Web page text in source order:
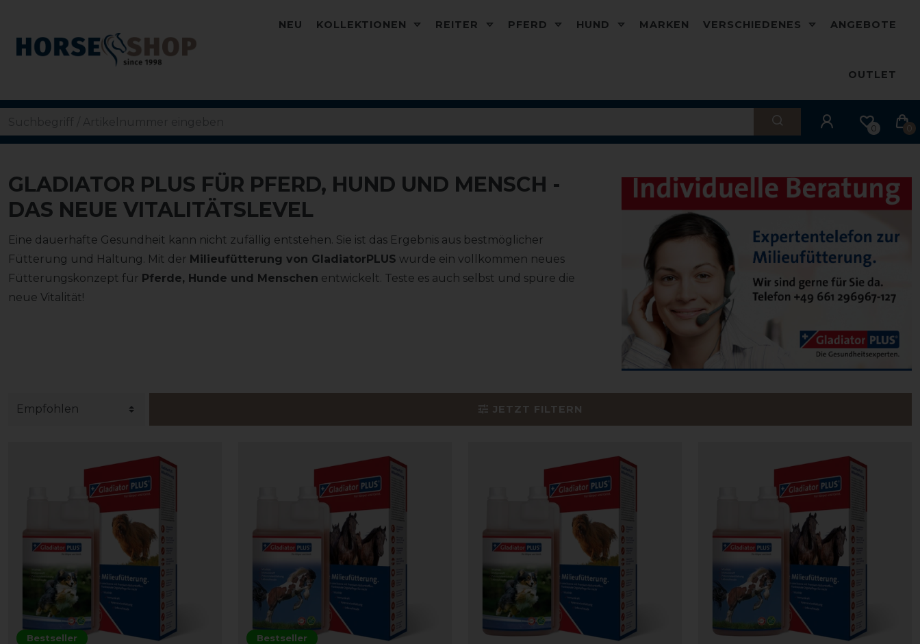
NEU KOLLEKTIONEN REITER PFERD HUND MARKEN VERSCHIEDENES ANGEBOTE
OUTLET
0 0
GLADIATOR PLUS FÜR PFERD, HUND UND MENSCH -
DAS NEUE VITALITÄTSLEVEL
Eine dauerhafte Gesundheit kann nicht zufällig entstehen. Sie ist das Ergebnis aus bestmöglicher
Fütterung und Haltung. Mit der Milieufütterung von GladiatorPLUS wurde ein vollkommen neues
Fütterungskonzept für Pferde, Hunde und Menschen entwickelt. Teste es auch selbst und spüre die
neue Vitalität!
JETZT FILTERN
Bestseller Bestseller